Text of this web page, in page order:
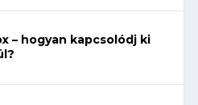
– hogyan kapcsolódj ki